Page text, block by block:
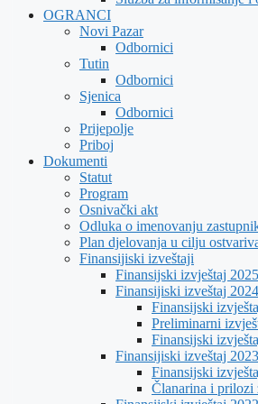
OGRANCI
Novi Pazar
Odbornici
Tutin
Odbornici
Sjenica
Odbornici
Prijepolje
Priboj
Dokumenti
Statut
Program
Osnivački akt
Odluka o imenovanju
Plan djelovanja u cilju
Finansijiski izveštaji
Finansijski izvještaj
Finansijiski izveštaj 2024
Finansijski
Preliminarni
Finansijski
Finansijiski izveštaj 2023
Finansijski
Članarina i prilozi